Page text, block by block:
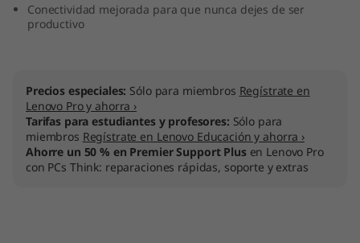
Conectividad mejorada para que nunca dejes de ser
productivo
Precios especiales: Sólo para miembros Regístrate en
Lenovo Pro y ahorra ›
Tarifas para estudiantes y profesores: Sólo para
miembros Regístrate en Lenovo Educación y ahorra ›
Ahorre un 50 % en Premier Support Plusen Lenovo Pro
con PCs Think: reparaciones rápidas, soporte y extras